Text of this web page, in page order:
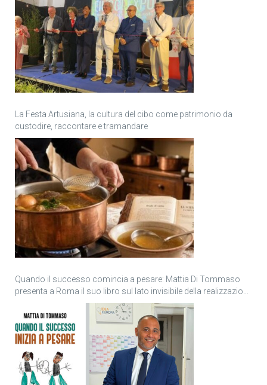
La Festa Artusiana, la cultura del cibo come patrimonio da
custodire, raccontare e tramandare
Quando il successo comincia a pesare: Mattia Di Tommaso
presenta a Roma il suo libro sul lato invisibile della realizzazione